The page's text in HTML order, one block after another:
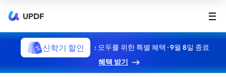
UPDF
신학기 할인
: 모두를 위한 특별 혜택 · 9월 8일 종료
혜택 받기